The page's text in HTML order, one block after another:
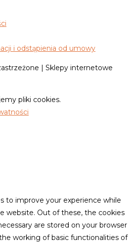
i odstąpienia od umowy
| Sklepy internetowe
pliki cookies.
to improve your experience while
website. Out of these, the cookies
are stored on your browser
working of basic functionalities of